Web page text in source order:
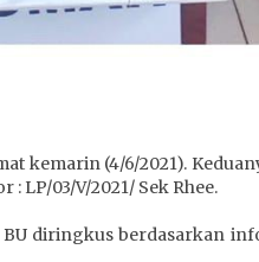
kemarin (4/6/2021).
LP/03/V/2021/ Sek Rhee.
diringkus berdasarkan